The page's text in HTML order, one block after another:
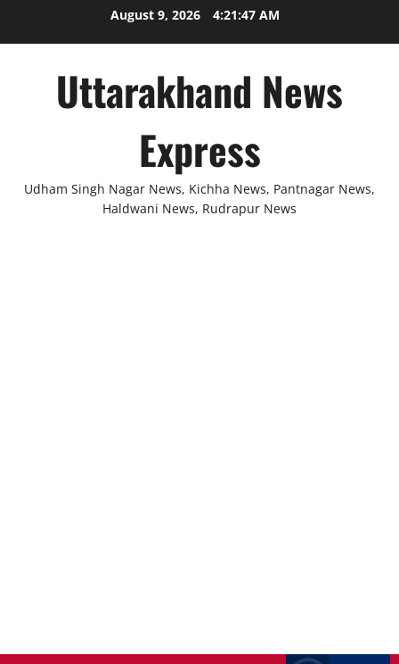
August 9, 2026 4:21:47 AM
Uttarakhand News
Express
Udham Singh Nagar News, Kichha News, Pantnagar News,
Haldwani News, Rudrapur News